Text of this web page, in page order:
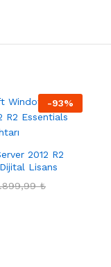
-93%
2012 R2
Lisans
₺